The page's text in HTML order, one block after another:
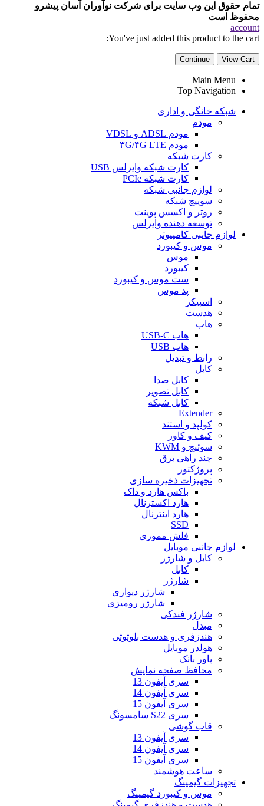
تمام حقوق این وب سایت برای شرکت نوآوران آسان پیشرو
محفوظ است
account
You've just added this product to the cart:
View Cart
Continue
Main Menu
Top Navigation
شبکه خانگی و اداری
مودم
مودم ADSL و VDSL
مودم ۳G/۴G LTE
کارت شبکه
کارت شبکه وایرلس USB
کارت شبکه PCIe
لوازم جانبی شبکه
سوییچ شبکه
روتر و اکسس پوینت
توسعه دهنده وایرلس
لوازم جانبی کامپیوتر
موس و کیبورد
موس
کیبورد
ست موس و کیبورد
پد موس
اسپیکر
هدست
هاب
هاب USB-C
هاب USB
رابط و تبدیل
کابل
کابل صدا
کابل تصویر
کابل شبکه
Extender
کولپد و استند
کیف و کاور
سوئیچ و KWM
چند راهی برق
پروژکتور
تجهیزات ذخیره سازی
باکس هارد و داک
هارد اکسترنال
هارد اینترنال
SSD
فلش مموری
لوازم جانبی موبایل
کابل و شارژر
کابل
شارژر
شارژر دیواری
شارژر رومیزی
شارژر فندکی
مبدل
هندزفری و هدست بلوتوثی
هولدر موبایل
پاور بانک
محافظ صفحه نمایش
سری آیفون 13
سری آیفون 14
سری آیفون 15
سری S22 سامسونگ
قاب گوشی
سری آیفون 13
سری آیفون 14
سری آیفون 15
ساعت هوشمند
تجهیزات گیمینگ
موس و کیبورد گیمینگ